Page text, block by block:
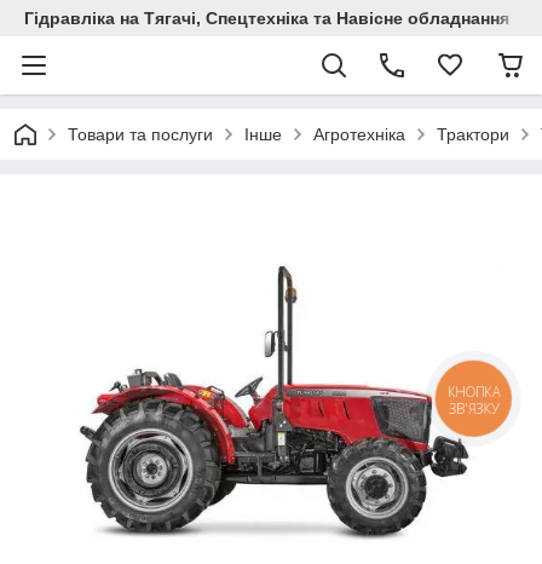
Гідравліка на Тягачі, Спецтехніка та Навісне обладнання
Товари та послуги Інше Агротехніка Трактори
КНОПКА
ЗВ'ЯЗКУ